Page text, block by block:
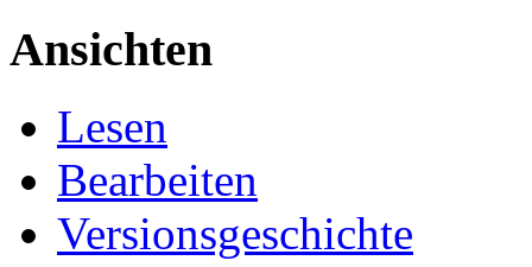
Ansichten
Lesen
Bearbeiten
Versionsgeschichte